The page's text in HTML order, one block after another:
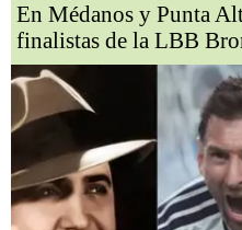
En Médanos y Punta
finalistas de la LBB